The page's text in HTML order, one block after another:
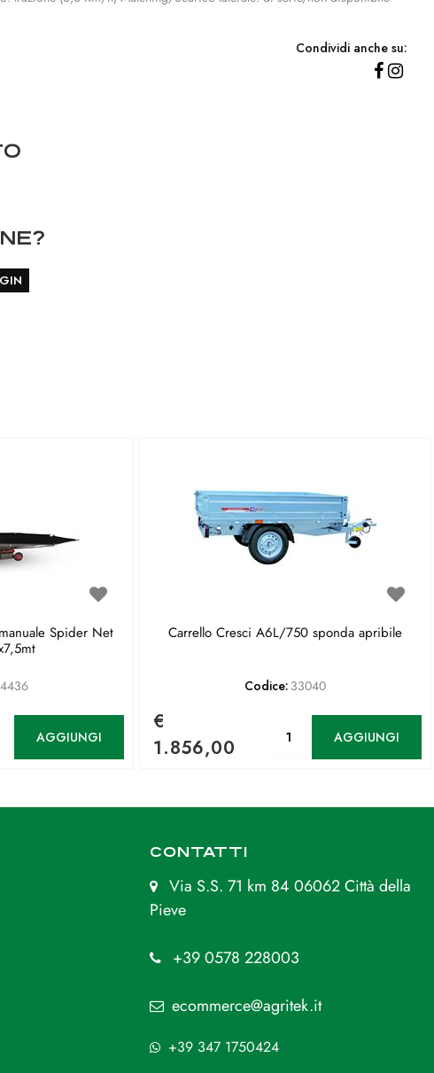
Condividi anche su:
Spider Net
AGGIUNGI
Carrello Cresci A6L/750 sponda apribile
Codice: 33040
€
1.856,00
AGGIUNGI
CONTATTI
Via S.S. 71 km 84 06062 Città della
Pieve
+39 0578 228003
ecommerce@agritek.it
+39 347 1750424